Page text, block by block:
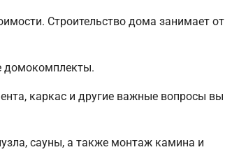
Строительство дома занимает от
домокомплекты.
каркас и другие важные вопросы вы
сауны, а также монтаж камина и